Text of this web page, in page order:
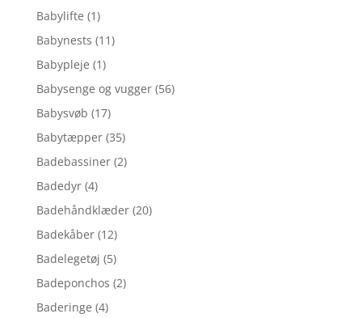
Babylifte (1)
Babynests (11)
Babypleje (1)
Babysenge og vugger (56)
Babysvøb (17)
Babytæpper (35)
Badebassiner (2)
Badedyr (4)
Badehåndklæder (20)
Badekåber (12)
Badelegetøj (5)
Badeponchos (2)
Baderinge (4)